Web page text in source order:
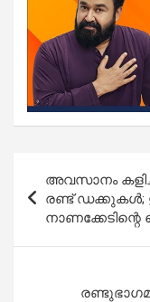
navigation
അവസാനം
രണ്ട് ഡക്കുകൾ;